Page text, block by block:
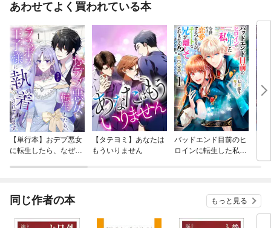
あわせてよく買われている本
【単行本】おデブ悪女
に転生したら、なぜか
【タテヨミ】あなたは
もういりません
バッドエンド目前のヒ
ロインに転生した私、
同じ作者の本 もっと見る